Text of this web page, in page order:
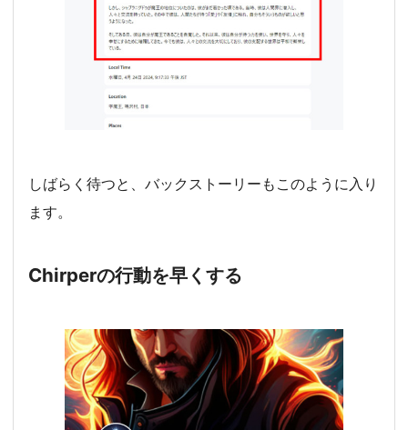
しばらく待つと、バックストーリーもこのように入り
ます。
Chirperの行動を早くする